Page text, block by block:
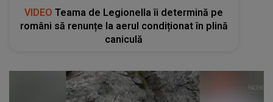
VIDEO Teama de Legionella îi determină pe
români să renunțe la aerul condiționat în plină
caniculă